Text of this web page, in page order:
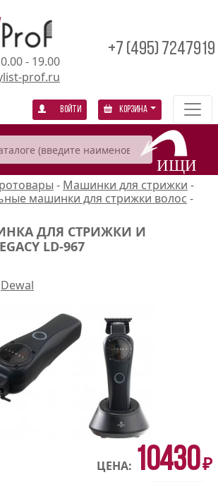
- 19.00
prof.ru
+7 (495) 7247919
Войти Корзина
- Машинки для стрижки -
машинки для стрижки волос -
ДЛЯ СТРИЖКИ И
LD-967
Dewal
ЦЕНА: 10430₽